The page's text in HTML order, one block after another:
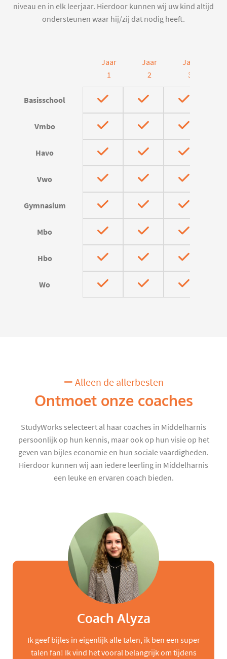
niveau en in elk leerjaar. Hierdoor kunnen wij uw kind altijd
ondersteunen waar hij/zij dat nodig heeft.
Jaar
1
Jaar
2
Jaar
3
Basisschool
Vmbo
Havo
Vwo
Gymnasium
Mbo
Hbo
Wo
Alleen de allerbesten
Ontmoet onze coaches
StudyWorks selecteert al haar coaches in Middelharnis
persoonlijk op hun kennis, maar ook op hun visie op het
geven van bijles economie en hun sociale vaardigheden.
Hierdoor kunnen wij aan iedere leerling in Middelharnis
een leuke en ervaren coach bieden.
Coach Alyza
Ik geef bijles in eigenlijk alle talen, ik ben een super
talen fan! Ik vind het vooral belangrijk om tijdens